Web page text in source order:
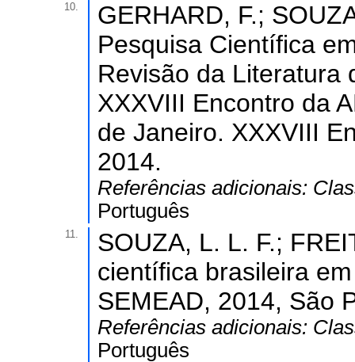
10.
GERHARD, F.;
Pesquisa Científica
Revisão da Literatura
XXXVIII Encontro da
de Janeiro. XXXVIII
2014.
Referências adicionais:
Português
11.
SOUZA, L. L. F.;
científica brasileira
SEMEAD, 2014, São
Referências adicionais:
Português